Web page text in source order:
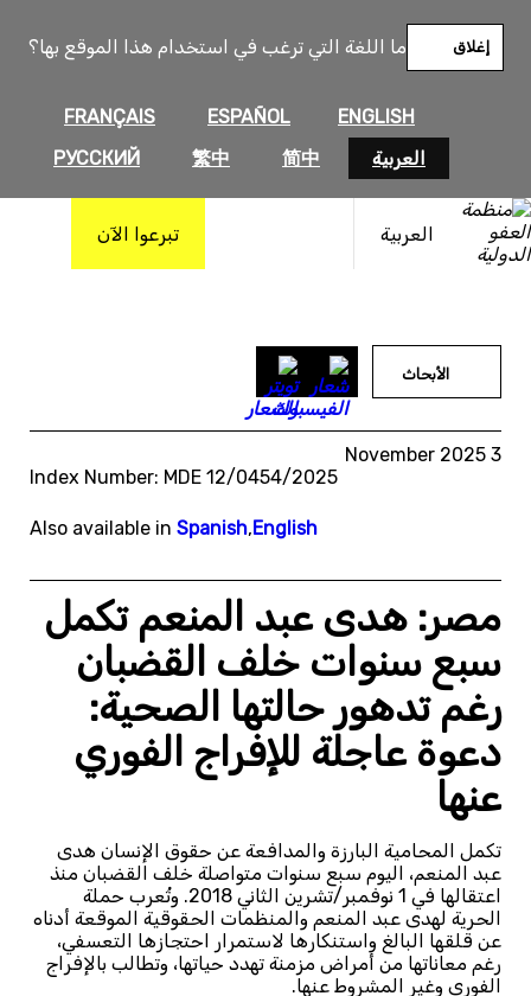
ما اللغة التي ترغب في استخدام هذا الموقع بها؟
ENGLISH
ESPAÑOL
FRANÇAIS
العربية
简中
繁中
РУССКИЙ
إغلاق
العربية تبرعوا الآن
المحتوى
الأبحاث
3 November 2025
Index Number: MDE 12/0454/2025
Also available in Spanish,English
مصر: هدى عبد المنعم تكمل
سبع سنوات خلف القضبان
رغم تدهور حالتها الصحية:
دعوة عاجلة للإفراج الفوري
عنها
تكمل المحامية البارزة والمدافعة عن حقوق الإنسان هدى
عبد المنعم، اليوم سبع سنوات متواصلة خلف القضبان منذ
اعتقالها في 1 نوفمبر/تشرين الثاني 2018. وتُعرب حملة
الحرية لهدى عبد المنعم والمنظمات الحقوقية الموقعة أدناه
عن قلقها البالغ واستنكارها لاستمرار احتجازها التعسفي،
رغم معاناتها من أمراض مزمنة تهدد حياتها، وتطالب بالإفراج
الفوري وغير المشروط عنها.